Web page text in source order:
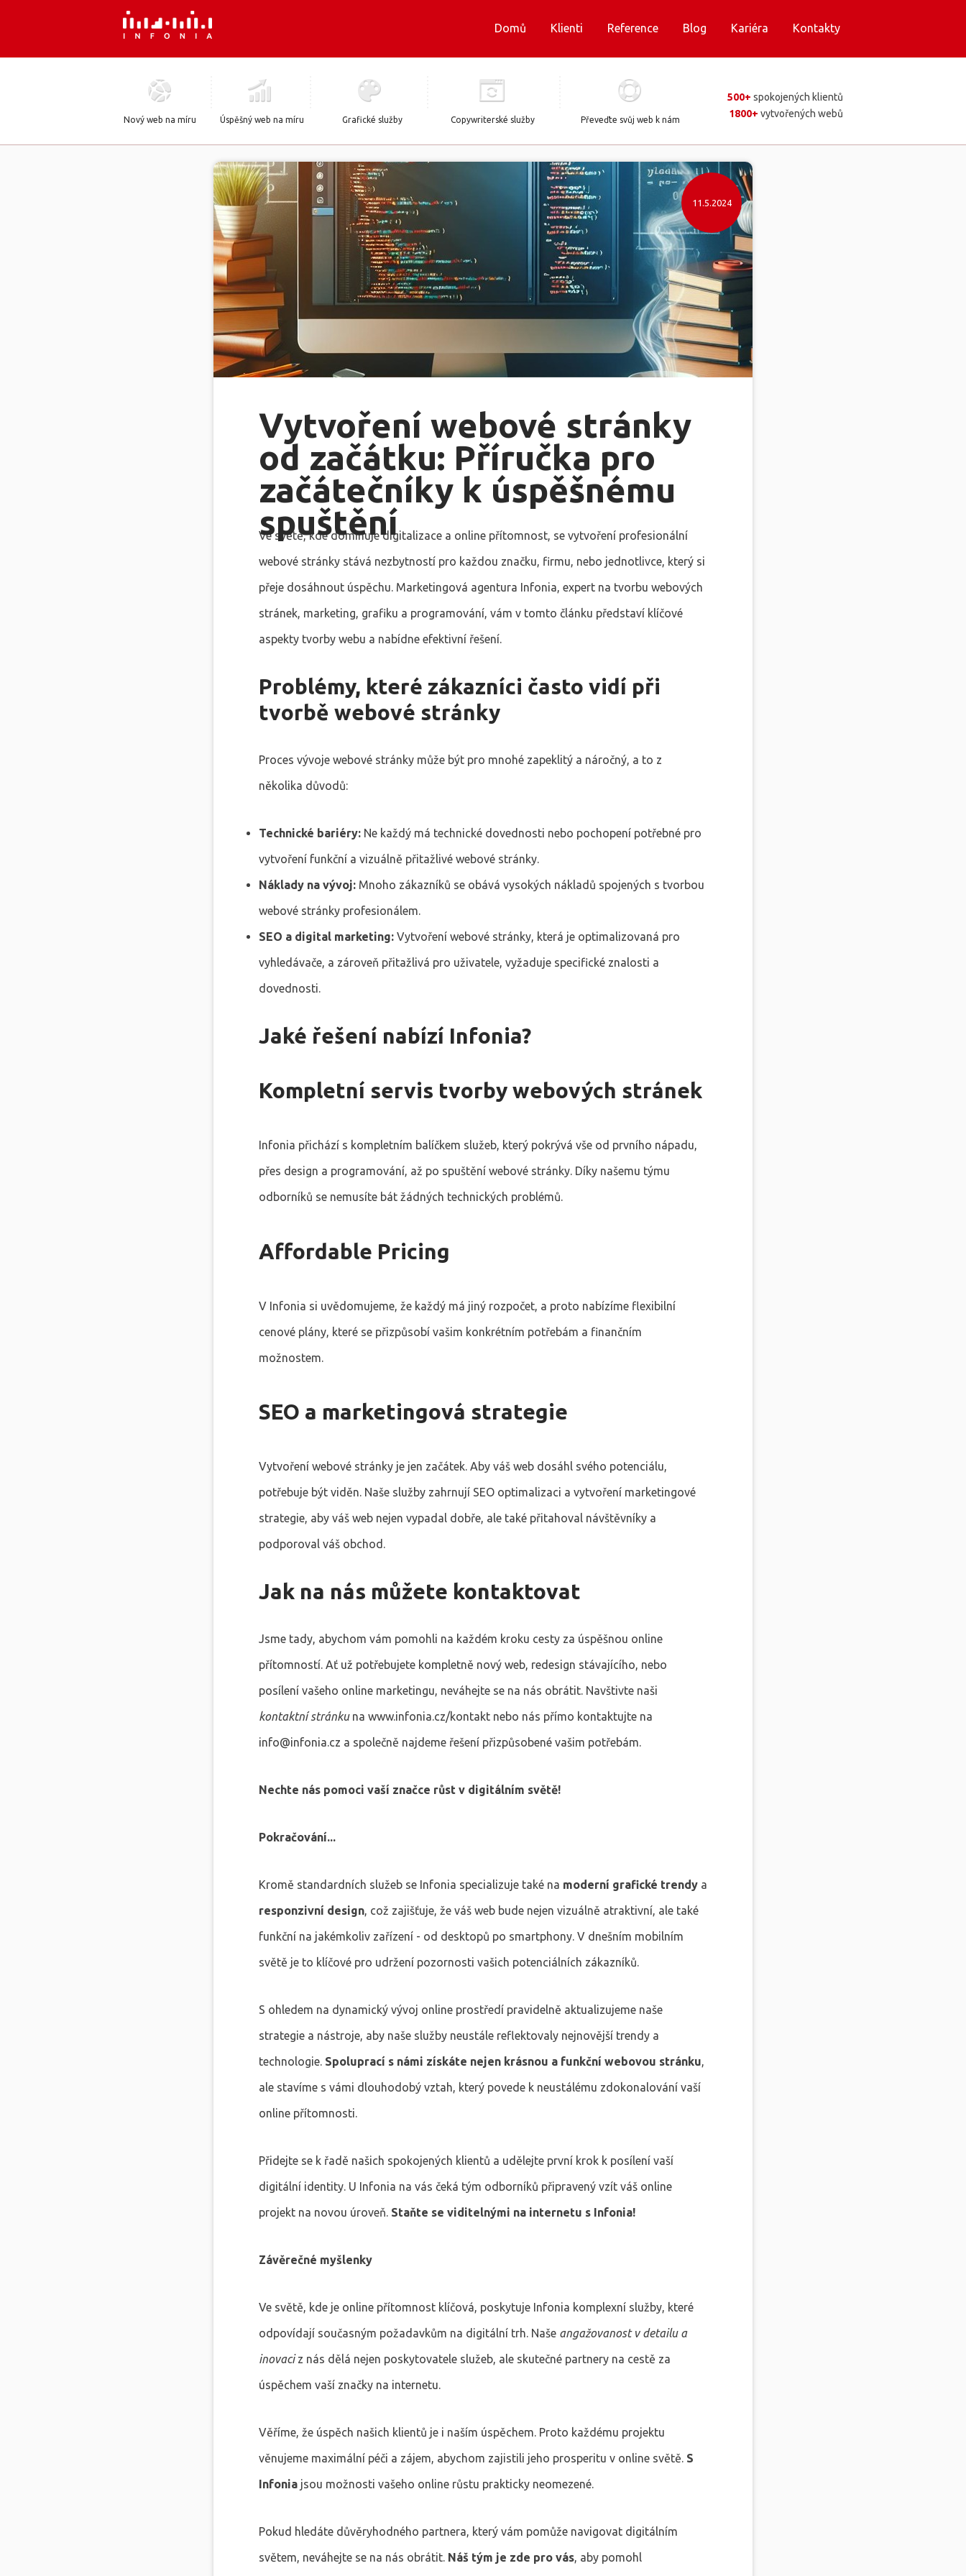
Vytvoření webové stránky
od začátku: Příručka pro
začátečníky k úspěšnému
spuštění
11.5.2024
Ve světě, kde dominuje digitalizace a online přítomnost, se vytvoření profesionální
webové stránky stává nezbytností pro každou značku, firmu, nebo jednotlivce, který si
přeje dosáhnout úspěchu. Marketingová agentura Infonia, expert na tvorbu webových
stránek, marketing, grafiku a programování, vám v tomto článku představí klíčové
aspekty tvorby webu a nabídne efektivní řešení.
Problémy, které zákazníci často vidí při
tvorbě webové stránky
Proces vývoje webové stránky může být pro mnohé zapeklitý a náročný, a to z
několika důvodů:
Technické bariéry: Ne každý má technické dovednosti nebo pochopení potřebné pro
vytvoření funkční a vizuálně přitažlivé webové stránky.
Náklady na vývoj: Mnoho zákazníků se obává vysokých nákladů spojených s tvorbou
webové stránky profesionálem.
SEO a digital marketing: Vytvoření webové stránky, která je optimalizovaná pro
vyhledávače, a zároveň přitažlivá pro uživatele, vyžaduje specifické znalosti a
dovednosti.
Jaké řešení nabízí Infonia?
Kompletní servis tvorby webových stránek
Infonia přichází s kompletním balíčkem služeb, který pokrývá vše od prvního nápadu,
přes design a programování, až po spuštění webové stránky. Díky našemu týmu
odborníků se nemusíte bát žádných technických problémů.
Affordable Pricing
V Infonia si uvědomujeme, že každý má jiný rozpočet, a proto nabízíme flexibilní
cenové plány, které se přizpůsobí vašim konkrétním potřebám a finančním
možnostem.
SEO a marketingová strategie
Vytvoření webové stránky je jen začátek. Aby váš web dosáhl svého potenciálu,
potřebuje být viděn. Naše služby zahrnují SEO optimalizaci a vytvoření marketingové
strategie, aby váš web nejen vypadal dobře, ale také přitahoval návštěvníky a
podporoval váš obchod.
Jak na nás můžete kontaktovat
Jsme tady, abychom vám pomohli na každém kroku cesty za úspěšnou online
přítomností. Ať už potřebujete kompletně nový web, redesign stávajícího, nebo
posílení vašeho online marketingu, neváhejte se na nás obrátit. Navštivte naši
kontaktní stránkuna www.infonia.cz/kontakt nebo nás přímo kontaktujte na
info@infonia.cz a společně najdeme řešení přizpůsobené vašim potřebám.
Nechte nás pomoci vaší značce růst v digitálním světě!
Pokračování...
Kromě standardních služeb se Infonia specializuje také na moderní grafické trendy a
responzivní design, což zajišťuje, že váš web bude nejen vizuálně atraktivní, ale také
funkční na jakémkoliv zařízení - od desktopů po smartphony. V dnešním mobilním
světě je to klíčové pro udržení pozornosti vašich potenciálních zákazníků.
S ohledem na dynamický vývoj online prostředí pravidelně aktualizujeme naše
strategie a nástroje, aby naše služby neustále reflektovaly nejnovější trendy a
technologie. Spoluprací s námi získáte nejen krásnou a funkční webovou stránku,
ale stavíme s vámi dlouhodobý vztah, který povede k neustálému zdokonalování vaší
online přítomnosti.
Přidejte se k řadě našich spokojených klientů a udělejte první krok k posílení vaší
digitální identity. U Infonia na vás čeká tým odborníků připravený vzít váš online
projekt na novou úroveň. Staňte se viditelnými na internetu s Infonia!
Závěrečné myšlenky
Ve světě, kde je online přítomnost klíčová, poskytuje Infonia komplexní služby, které
odpovídají současným požadavkům na digitální trh. Naše angažovanost v detailu a
inovaciz nás dělá nejen poskytovatele služeb, ale skutečné partnery na cestě za
úspěchem vaší značky na internetu.
Věříme, že úspěch našich klientů je i naším úspěchem. Proto každému projektu
věnujeme maximální péči a zájem, abychom zajistili jeho prosperitu v online světě. S
Infonia jsou možnosti vašeho online růstu prakticky neomezené.
Pokud hledáte důvěryhodného partnera, který vám pomůže navigovat digitálním
světem, neváhejte se na nás obrátit. Náš tým je zde pro vás, aby pomohl
Nový web na míru Úspěšný web na míru Grafické služby Copywriterské služby Převeďte svůj web k nám
500+ spokojených klientů
1800+ vytvořených webů
Domů Klienti Reference Blog Kariéra Kontakty